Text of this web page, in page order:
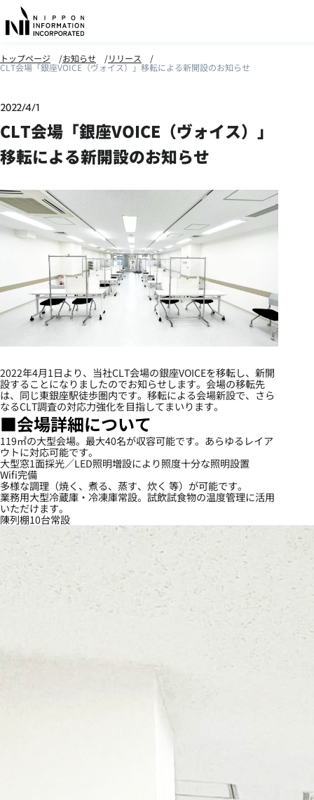
トップページ お知らせ リリース
CLT会場「銀座VOICE（ヴォイス）」移転による新開設のお知らせ
2022/4/1
CLT会場「銀座VOICE（ヴォイス）」
移転による新開設のお知らせ
2022年4月1日より、当社CLT会場の銀座VOICEを移転し、新開
設することになりましたのでお知らせします。会場の移転先
は、同じ東銀座駅徒歩圏内です。移転による会場新設で、さら
なるCLT調査の対応力強化を目指してまいります。
■会場詳細について
119㎡の大型会場。最大40名が収容可能です。あらゆるレイア
ウトに対応可能です。
大型窓1面採光／LED照明増設により照度十分な照明設置
Wifi完備
多様な調理（焼く、煮る、蒸す、炊く 等）が可能です。
業務用大型冷蔵庫・冷凍庫常設。試飲試食物の温度管理に活用
いただけます。
陳列棚10台常設